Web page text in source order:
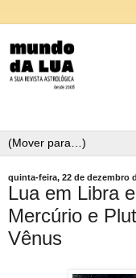
quinta-feira, 22 de dezembro
Lua em Libra
Mercúrio e
Vênus